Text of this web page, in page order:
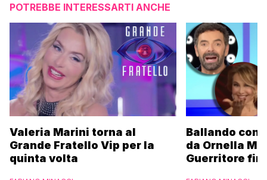
POTREBBE INTERESSARTI ANCHE
Valeria Marini torna al
Grande Fratello Vip per la
quinta volta
Ballando con
da Ornella
Guerritore